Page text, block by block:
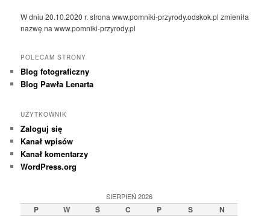
W dniu 20.10.2020 r. strona www.pomniki-przyrody.odskok.pl zmieniła
nazwę na www.pomniki-przyrody.pl
POLECAM STRONY
Blog fotograficzny
Blog Pawła Lenarta
UŻYTKOWNIK
Zaloguj się
Kanał wpisów
Kanał komentarzy
WordPress.org
SIERPIEŃ 2026
P W Ś C P S N